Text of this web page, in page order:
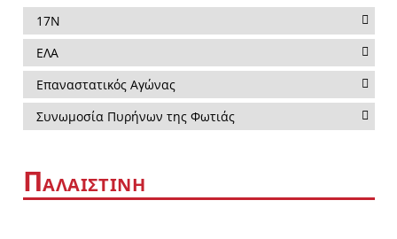
17Ν
ΕΛΑ
Επαναστατικός Αγώνας
Συνωμοσία Πυρήνων της Φωτιάς
ΠΑΛΑΙΣΤΙΝΗ